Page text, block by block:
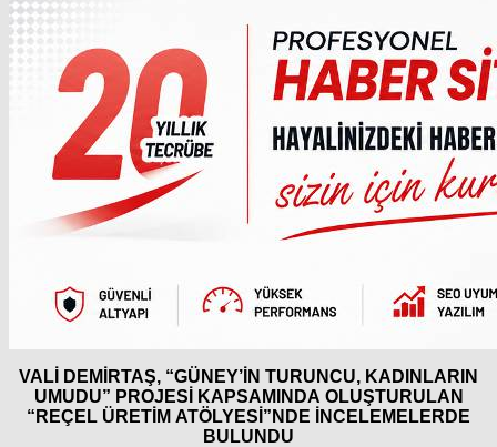
VALİ DEMİRTAŞ, “GÜNEY’İN TURUNCU, KADINLARIN
UMUDU” PROJESİ KAPSAMINDA OLUŞTURULAN
“REÇEL ÜRETİM ATÖLYESİ”NDE İNCELEMELERDE
BULUNDU